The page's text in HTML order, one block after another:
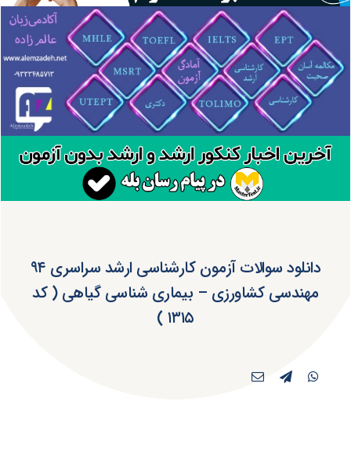
دانلود سوالات آزمون کارشناسی ارشد سراسری ۹۴
مهندسی کشاورزی – بیماری شناسی گیاهی ( کد
۱۳۱۵ )